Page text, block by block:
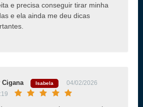
e precisa conseguir tirar minha
e ela ainda me deu dicas
Isabela
04/02/2026